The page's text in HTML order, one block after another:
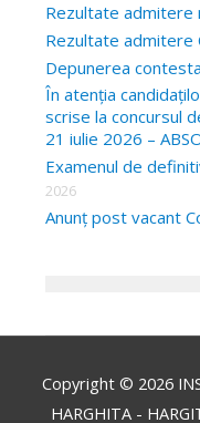
Rezultate admitere
Rezultate admitere
Depunerea
În atenția
scrise la concursul
21 iulie 2026 –
Examenul de
2026
Anunț post vacant
Copyright © 2026
HARGHITA -